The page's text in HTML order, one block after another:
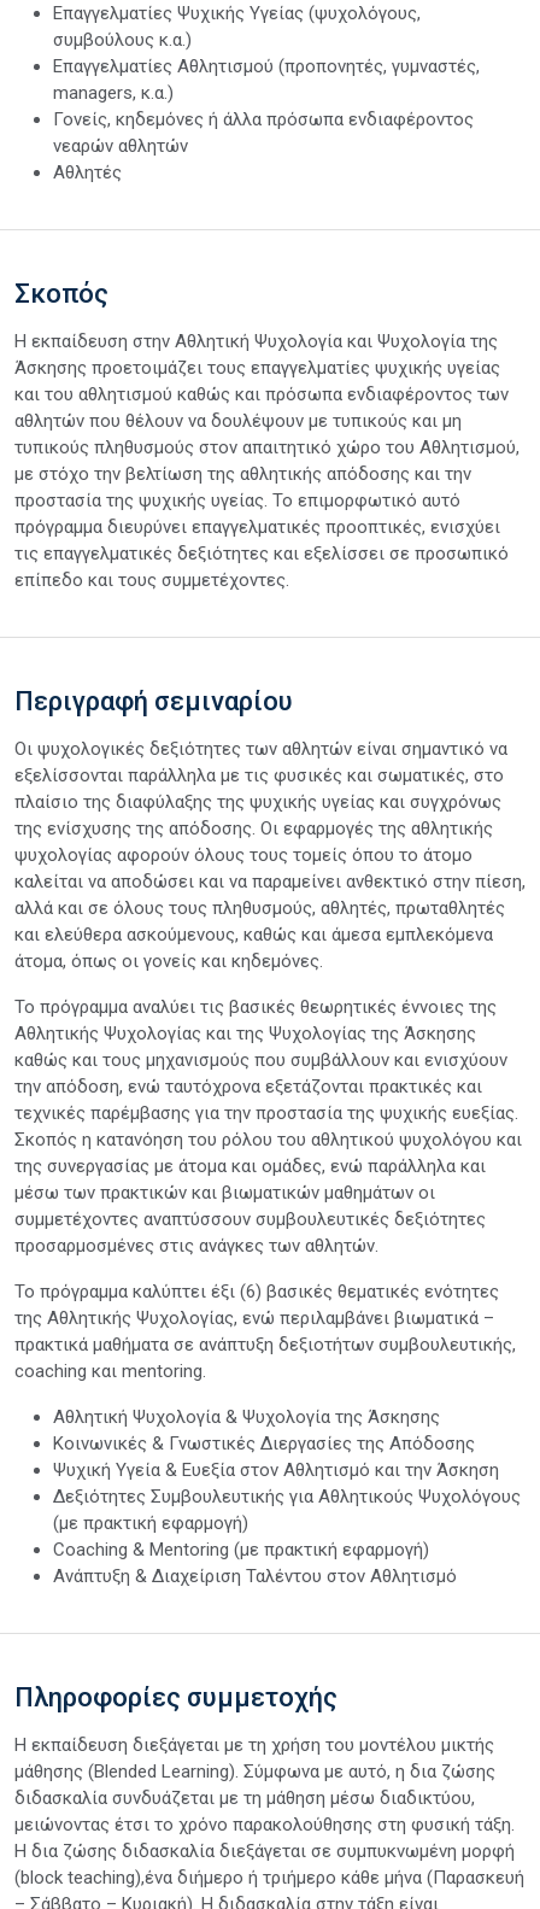
Επαγγελματίες Ψυχικής Υγείας (ψυχολόγους,
συμβούλους κ.α.)
Επαγγελματίες Αθλητισμού (προπονητές, γυμναστές,
managers, κ.α.)
Γονείς, κηδεμόνες ή άλλα πρόσωπα ενδιαφέροντος
νεαρών αθλητών
Αθλητές
Σκοπός
Η εκπαίδευση στην Αθλητική Ψυχολογία και Ψυχολογία της
Άσκησης προετοιμάζει τους επαγγελματίες ψυχικής υγείας
και του αθλητισμού καθώς και πρόσωπα ενδιαφέροντος των
αθλητών που θέλουν να δουλέψουν με τυπικούς και μη
τυπικούς πληθυσμούς στον απαιτητικό χώρο του Αθλητισμού,
με στόχο την βελτίωση της αθλητικής απόδοσης και την
προστασία της ψυχικής υγείας. Το επιμορφωτικό αυτό
πρόγραμμα διευρύνει επαγγελματικές προοπτικές, ενισχύει
τις επαγγελματικές δεξιότητες και εξελίσσει σε προσωπικό
επίπεδο και τους συμμετέχοντες.
Περιγραφή σεμιναρίου
Οι ψυχολογικές δεξιότητες των αθλητών είναι σημαντικό να
εξελίσσονται παράλληλα με τις φυσικές και σωματικές, στο
πλαίσιο της διαφύλαξης της ψυχικής υγείας και συγχρόνως
της ενίσχυσης της απόδοσης. Οι εφαρμογές της αθλητικής
ψυχολογίας αφορούν όλους τους τομείς όπου το άτομο
καλείται να αποδώσει και να παραμείνει ανθεκτικό στην πίεση,
αλλά και σε όλους τους πληθυσμούς, αθλητές, πρωταθλητές
και ελεύθερα ασκούμενους, καθώς και άμεσα εμπλεκόμενα
άτομα, όπως οι γονείς και κηδεμόνες.
Το πρόγραμμα αναλύει τις βασικές θεωρητικές έννοιες της
Αθλητικής Ψυχολογίας και της Ψυχολογίας της Άσκησης
καθώς και τους μηχανισμούς που συμβάλλουν και ενισχύουν
την απόδοση, ενώ ταυτόχρονα εξετάζονται πρακτικές και
τεχνικές παρέμβασης για την προστασία της ψυχικής ευεξίας.
Σκοπός η κατανόηση του ρόλου του αθλητικού ψυχολόγου και
της συνεργασίας με άτομα και ομάδες, ενώ παράλληλα και
μέσω των πρακτικών και βιωματικών μαθημάτων οι
συμμετέχοντες αναπτύσσουν συμβουλευτικές δεξιότητες
προσαρμοσμένες στις ανάγκες των αθλητών.
Το πρόγραμμα καλύπτει έξι (6) βασικές θεματικές ενότητες
της Αθλητικής Ψυχολογίας, ενώ περιλαμβάνει βιωματικά –
πρακτικά μαθήματα σε ανάπτυξη δεξιοτήτων συμβουλευτικής,
coaching και mentoring.
Αθλητική Ψυχολογία & Ψυχολογία της Άσκησης
Κοινωνικές & Γνωστικές Διεργασίες της Απόδοσης
Ψυχική Υγεία & Ευεξία στον Αθλητισμό και την Άσκηση
Δεξιότητες Συμβουλευτικής για Αθλητικούς Ψυχολόγους
(με πρακτική εφαρμογή)
Coaching & Mentoring (με πρακτική εφαρμογή)
Ανάπτυξη & Διαχείριση Ταλέντου στον Αθλητισμό
Πληροφορίες συμμετοχής
Η εκπαίδευση διεξάγεται με τη χρήση του μοντέλου μικτής
μάθησης (Blended Learning). Σύμφωνα με αυτό, η δια ζώσης
διδασκαλία συνδυάζεται με τη μάθηση μέσω διαδικτύου,
μειώνοντας έτσι το χρόνο παρακολούθησης στη φυσική τάξη.
Η δια ζώσης διδασκαλία διεξάγεται σε συμπυκνωμένη μορφή
(block teaching),ένα διήμερο ή τριήμερο κάθε μήνα (Παρασκευή
– Σάββατο – Κυριακή). Η διδασκαλία στην τάξη είναι